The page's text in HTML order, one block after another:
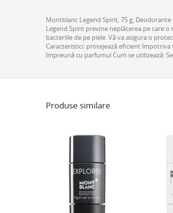
Montblanc Legend Spirit, 75 g,
Legend Spirit previne neplăcerea pe care
bacteriile de pe piele. Vă va asigura o
Caracteristici: protejează eficient
împreună cu parfumul Cum se utilizează:
Produse similare